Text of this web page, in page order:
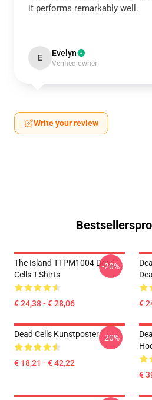
it performs remarkably well.
E Evelyn
Verified owner
Write your review
The Island TTPM1004 Dead
Cells T-Shirts
€ 24,38 - € 28,06
-20%
€
Dead Cells Kunstposter
€ 18,21 - € 42,22
-20%
€